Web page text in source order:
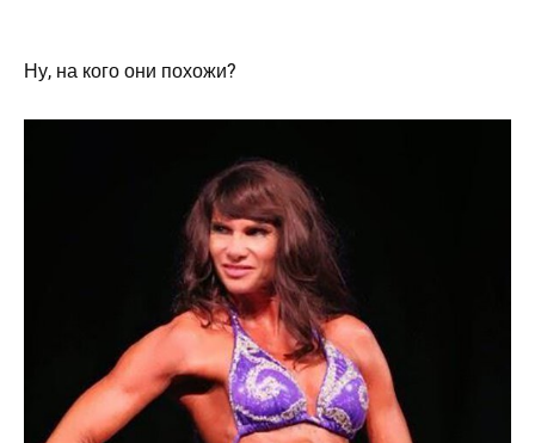
Ну, на кого они похожи?